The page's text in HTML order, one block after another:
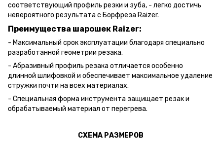
соответствующий профиль резки и зуба, - легко достичь
невероятного результата с Борфреза Raizer.
Преимущества шарошек Raizer:
- Максимальный срок эксплуатации благодаря специально
разработанной геометрии резака.
- Абразивный профиль резака отличается особенно
длинной шлифовкой и обеспечивает максимальное удаление
стружки почти на всех материалах.
- Специальная форма инструмента защищает резак и
обрабатываемый материал от перегрева.
СХЕМА РАЗМЕРОВ